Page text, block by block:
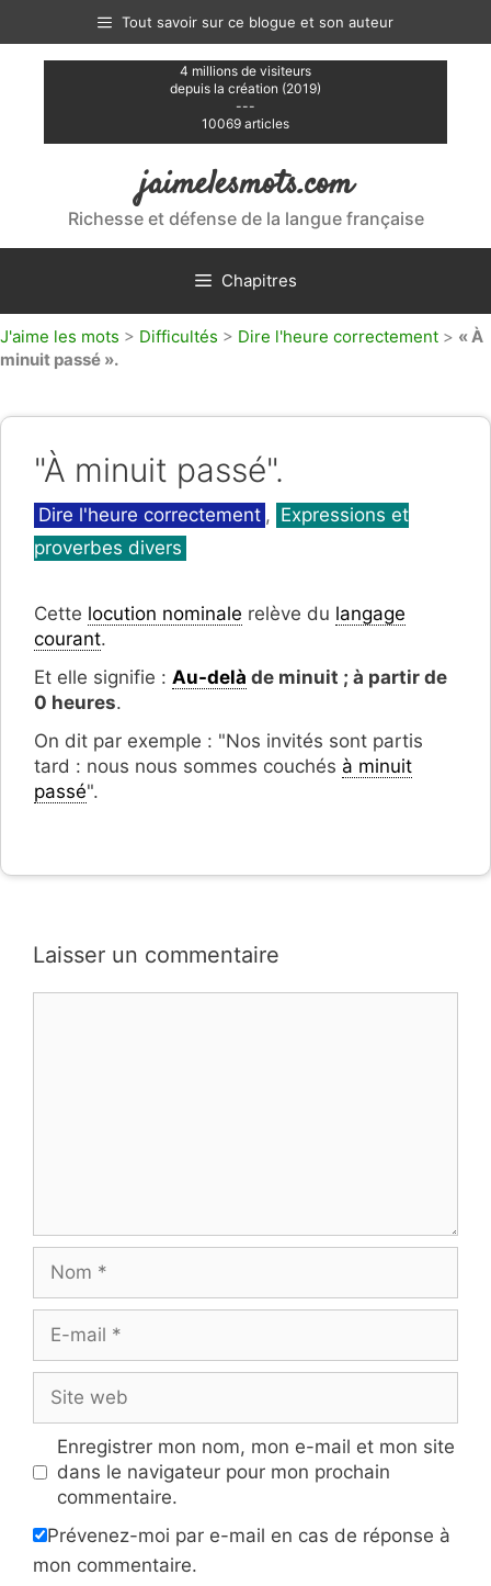
contenu
Tout savoir sur ce blogue et son auteur
4 millions de visiteurs
depuis la création (2019)
---
10069 articles
jaimelesmots.com
Richesse et défense de la langue française
Chapitres
J'aime les mots > Difficultés > Dire l'heure correctement > « À
minuit passé ».
"À minuit passé".
Catégories
Dire l'heure correctement , Expressions et
proverbes divers
Cette locution nominale relève du langage
courant.
Et elle signifie : Au-delà de minuit ; à partir de
0 heures.
On dit par exemple : "Nos invités sont partis
tard : nous nous sommes couchés à minuit
passé".
Laisser un commentaire
mail
web
Enregistrer mon nom, mon e-mail et mon site
dans le navigateur pour mon prochain
commentaire.
Prévenez-moi par e-mail en cas de réponse à
mon commentaire.